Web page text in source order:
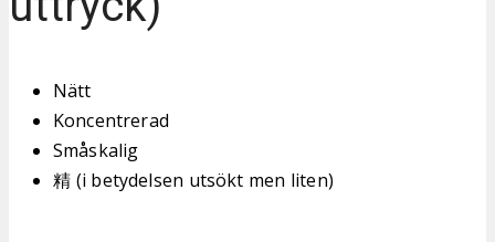
Nätt
Koncentrerad
Småskalig
精 (i betydelsen utsökt men liten)